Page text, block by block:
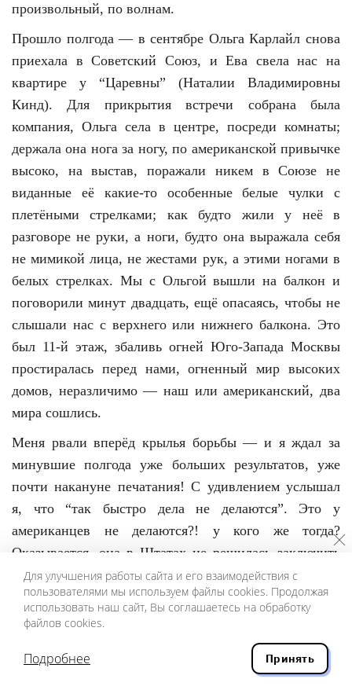
произвольный, по волнам.
Прошло полгода — в сентябре Ольга Карлайл снова
приехала в Советский Союз, и Ева свела нас на
квартире у “Царевны” (Наталии Владимировны
Кинд). Для прикрытия встречи собрана была
компания, Ольга села в центре, посреди комнаты;
держала она нога за ногу, по американской привычке
высоко, на выстав, поражали никем в Союзе не
виданные её какие-то особенные белые чулки с
плетёными стрелками; как будто жили у неё в
разговоре не руки, а ноги, будто она выражала себя
не мимикой лица, не жестами рук, а этими ногами в
белых стрелках. Мы с Ольгой вышли на балкон и
поговорили минут двадцать, ещё опасаясь, чтобы не
слышали нас с верхнего или нижнего балкона. Это
был 11-й этаж, збаливь огней Юго-Запада Москвы
простиралась перед нами, огненный мир высоких
домов, неразличимо — наш или американский, два
мира сошлись.
Меня рвали вперёд крылья борьбы — и я ждал за
минувшие полгода уже больших результатов, уже
почти накануне печатания! С удивлением услышал
я, что “так быстро дела не делаются”. Это у
американцев не делаются?! у кого же тогда?
Оказывается, она в Штатах не решилась заключить
контракт с издательством без полной от меня
гарантии, что “Круг” не появится самопроизвольно.
Да как же я такую гарантию могу дать, если “Круг”
уже ходит в самиздате? Сам я — никому, кроме вас,
не дам, твёрдо. А вот не надо было вам полгода зря
Для улучшения работы сайта и его взаимодействия с
пользователями мы используем файлы cookies. Продолжая
использовать наш сайт, Вы соглашаетесь на обработку
файлов cookies.
Подробнее Принять